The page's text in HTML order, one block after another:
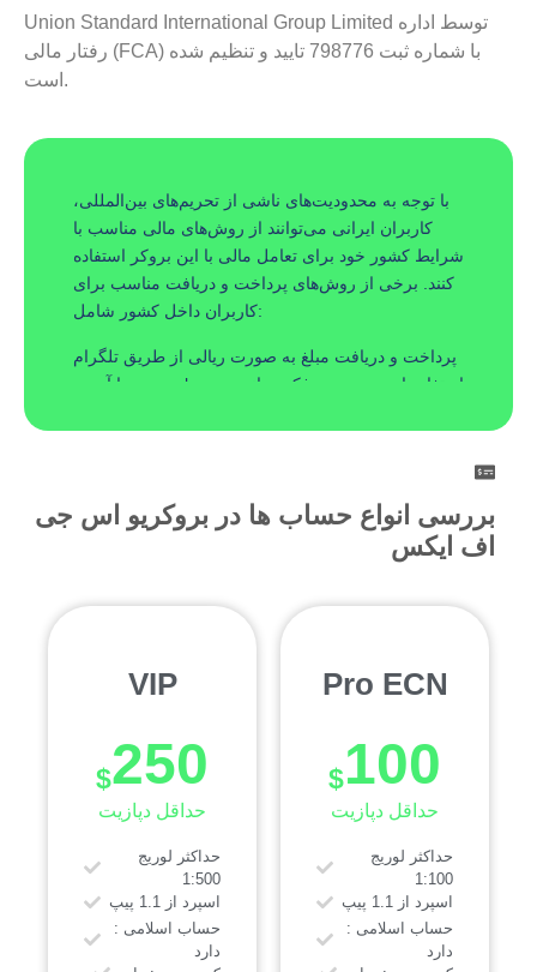
Union Standard International Group Limited توسط اداره
رفتار مالی (FCA) با شماره ثبت 798776 تایید و تنظیم شده
است.
با توجه به محدودیت‌های ناشی از تحریم‌های بین‌المللی،
کاربران ایرانی می‌توانند از روش‌های مالی مناسب با
شرایط کشور خود برای تعامل مالی با این بروکر استفاده
کنند. برخی از روش‌های پرداخت و دریافت مناسب برای
کاربران داخل کشور شامل:
پرداخت و دریافت مبلغ به صورت ریالی از طریق تلگرام
با آی‌دی usgexchange استفاده از سرویس پرفکت مانی
بررسی انواع حساب ها در بروکریو اس جی
اف ایکس
VIP
$250
حداقل دپازیت
حداکثر لوریج
1:500
اسپرد از 1.1 پیپ
حساب اسلامی :
دارد
Pro ECN
$100
حداقل دپازیت
حداکثر لوریج
1:100
اسپرد از 1.1 پیپ
حساب اسلامی :
دارد